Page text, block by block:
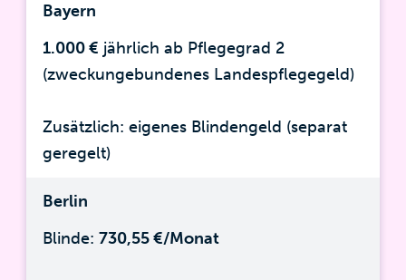
Bayern
1.000 € jährlich ab Pflegegrad 2
(zweckungebundenes Landespflegegeld)
Zusätzlich: eigenes Blindengeld (separat
geregelt)
Berlin
Blinde:730,55 €/Monat